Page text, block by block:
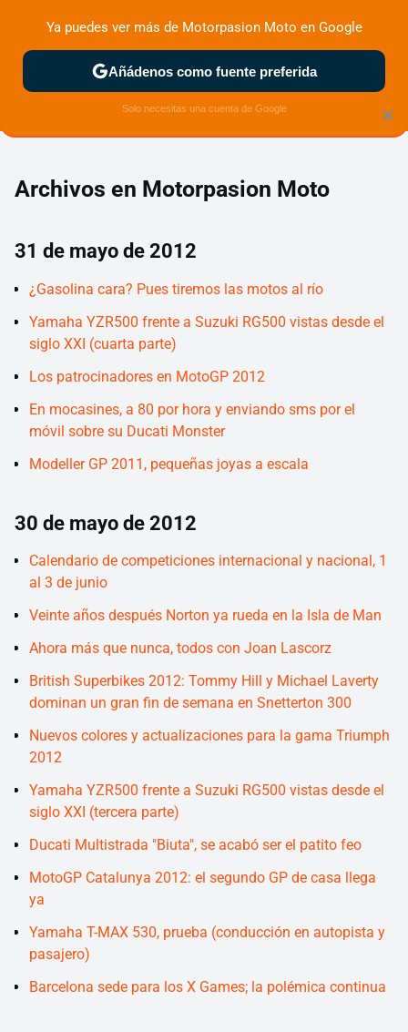
ZONA DE PRUEBAS DEPORTIVAS MOTOS ELÉCTRICAS
Archivos en Motorpasion Moto
31 de mayo de 2012
¿Gasolina cara? Pues tiremos las motos al río
Yamaha YZR500 frente a Suzuki RG500 vistas desde el
siglo XXI (cuarta parte)
Los patrocinadores en MotoGP 2012
En mocasines, a 80 por hora y enviando sms por el
móvil sobre su Ducati Monster
Modeller GP 2011, pequeñas joyas a escala
30 de mayo de 2012
Calendario de competiciones internacional y nacional, 1
al 3 de junio
Veinte años después Norton ya rueda en la Isla de Man
Ahora más que nunca, todos con Joan Lascorz
British Superbikes 2012: Tommy Hill y Michael Laverty
dominan un gran fin de semana en Snetterton 300
Nuevos colores y actualizaciones para la gama Triumph
2012
Yamaha YZR500 frente a Suzuki RG500 vistas desde el
siglo XXI (tercera parte)
Ducati Multistrada "Biuta", se acabó ser el patito feo
MotoGP Catalunya 2012: el segundo GP de casa llega
ya
Yamaha T-MAX 530, prueba (conducción en autopista y
pasajero)
Barcelona sede para los X Games; la polémica continua
×
Ya puedes ver más de Motorpasion Moto en Google
Añádenos como fuente preferida
Solo necesitas una cuenta de Google